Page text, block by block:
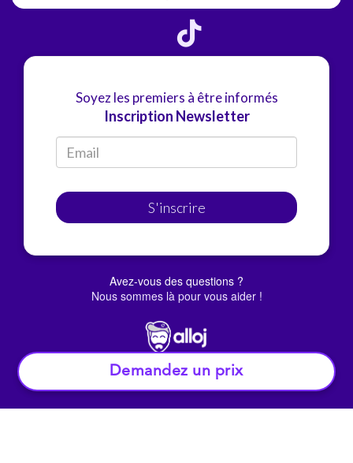
Demandez un prix
Soyez les premiers à être informés
Inscription Newsletter
S'inscrire
Avez-vous des questions ?
Nous sommes là pour vous aider !
© Alloj.2022 Tous droits réservés